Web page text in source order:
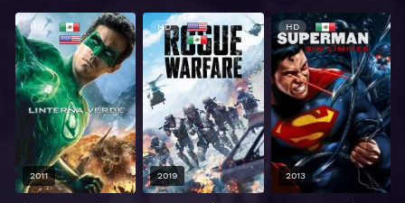
HD
2011
HD
2019
HD
2013